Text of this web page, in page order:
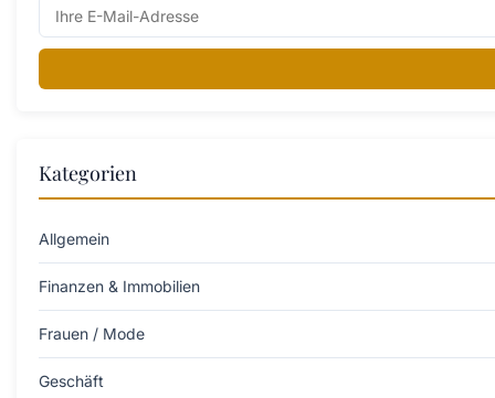
Kategorien
Allgemein
Finanzen & Immobilien
Frauen / Mode
Geschäft